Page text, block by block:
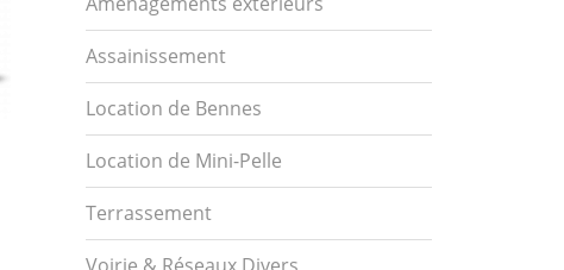
Assainissement
Location de Bennes
Location de Mini-Pelle
Terrassement